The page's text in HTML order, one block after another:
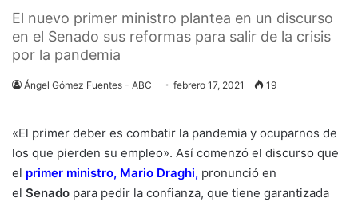
El nuevo primer ministro plantea en un discurso
en el Senado sus reformas para salir de la crisis
por la pandemia
Ángel Gómez Fuentes - ABC febrero 17, 2021 19
«El primer deber es combatir la pandemia y ocuparnos de
los que pierden su empleo». Así comenzó el discurso que
el primer ministro, Mario Draghi, pronunció en
el Senado para pedir la confianza, que tiene garantizada